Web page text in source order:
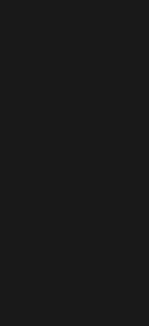
ventana)
ventana)